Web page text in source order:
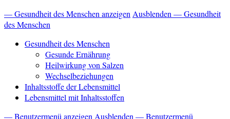
— Gesundheit des Menschen anzeigenAusblenden — Gesundheit
des Menschen
Gesundheit des Menschen
Gesunde Ernährung
Heilwirkung von Salzen
Wechselbeziehungen
Inhaltsstoffe der Lebensmittel
Lebensmittel mit Inhaltsstoffen
— Benutzermenü anzeigen Ausblenden — Benutzermenü